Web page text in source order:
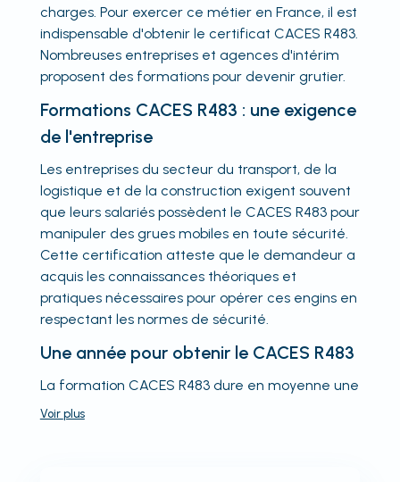
charges. Pour exercer ce métier en France, il est
indispensable d'obtenir le certificat CACES R483.
Nombreuses entreprises et agences d'intérim
proposent des formations pour devenir grutier.
Formations CACES R483 : une exigence
de l'entreprise
Les entreprises du secteur du transport, de la
logistique et de la construction exigent souvent
que leurs salariés possèdent le CACES R483 pour
manipuler des grues mobiles en toute sécurité.
Cette certification atteste que le demandeur a
acquis les connaissances théoriques et
pratiques nécessaires pour opérer ces engins en
respectant les normes de sécurité.
Une année pour obtenir le CACES R483
La formation CACES R483 dure en moyenne une
Voir plus